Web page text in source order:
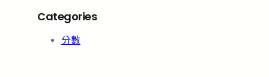
Categories
分數